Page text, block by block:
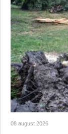
08 august 2026